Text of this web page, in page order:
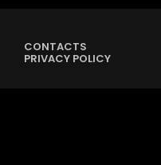
CONTACTS
PRIVACY POLICY